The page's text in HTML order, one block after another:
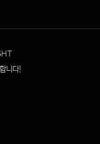
니다!